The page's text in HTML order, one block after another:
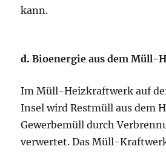
kann.
d.Bioenergie aus dem Müll-
Im Müll-Heizkraftwerk auf
Insel wird Restmüll aus dem
Gewerbemüll durch
verwertet. Das Müll-